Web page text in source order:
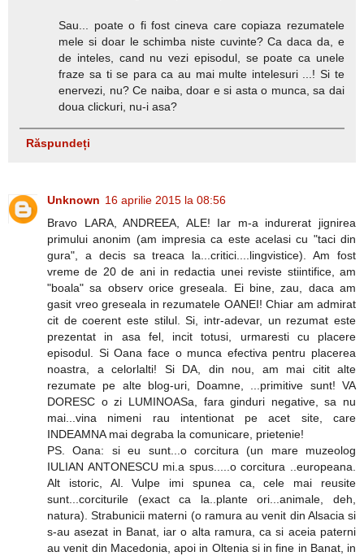
Sau... poate o fi fost cineva care copiaza rezumatele
mele si doar le schimba niste cuvinte? Ca daca da, e
de inteles, cand nu vezi episodul, se poate ca unele
fraze sa ti se para ca au mai multe intelesuri ...! Si te
enervezi, nu? Ce naiba, doar e si asta o munca, sa dai
doua clickuri, nu-i asa?
Răspundeți
Unknown 16 aprilie 2015 la 08:56
Bravo LARA, ANDREEA, ALE! Iar m-a indurerat jignirea
primului anonim (am impresia ca este acelasi cu "taci din
gura", a decis sa treaca la...critici....lingvistice). Am fost
vreme de 20 de ani in redactia unei reviste stiintifice, am
"boala" sa observ orice greseala. Ei bine, zau, daca am
gasit vreo greseala in rezumatele OANEI! Chiar am admirat
cit de coerent este stilul. Si, intr-adevar, un rezumat este
prezentat in asa fel, incit totusi, urmaresti cu placere
episodul. Si Oana face o munca efectiva pentru placerea
noastra, a celorlalti! Si DA, din nou, am mai citit alte
rezumate pe alte blog-uri, Doamne, ...primitive sunt! VA
DORESC o zi LUMINOASa, fara ginduri negative, sa nu
mai...vina nimeni rau intentionat pe acet site, care
INDEAMNA mai degraba la comunicare, prietenie!
PS. Oana: si eu sunt...o corcitura (un mare muzeolog
IULIAN ANTONESCU mi.a spus.....o corcitura ..europeana.
Alt istoric, Al. Vulpe imi spunea ca, cele mai reusite
sunt...corciturile (exact ca la..plante ori...animale, deh,
natura). Strabunicii materni (o ramura au venit din Alsacia si
s-au asezat in Banat, iar o alta ramura, ca si aceia paterni
au venit din Macedonia, apoi in Oltenia si in fine in Banat, in